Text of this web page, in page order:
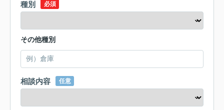
種別 必須
その他種別
相談内容 任意